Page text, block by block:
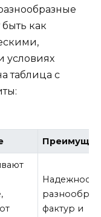
как
условиях
таблица с
Надежность,
фактур и